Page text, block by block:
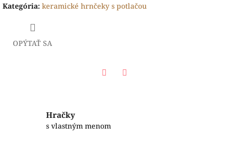
Kategória: keramické hrnčeky s potlačou
OPÝTAŤ SA
Hračky
s vlastným menom